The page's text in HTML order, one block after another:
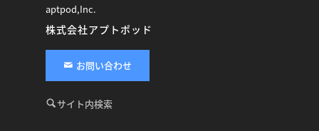
aptpod,Inc.
株式会社アプトポッド
お問い合わせ
サイト内検索